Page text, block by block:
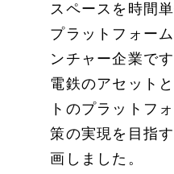
スペースを時間
プラットフォー
ンチャー企業で
電鉄のアセット
トのプラットフ
策の実現を目指
画しました。